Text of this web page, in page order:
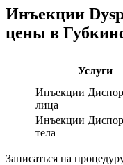
Инъекции
цены в
Услуги
Инъекции
лица
Инъекции
тела
Записаться на